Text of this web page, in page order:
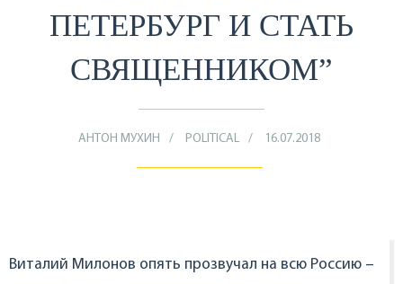
ПЕТЕРБУРГ И СТАТЬ
СВЯЩЕННИКОМ”
АНТОН МУХИН POLITICAL 16.07.2018
Виталий Милонов опять прозвучал на всю Россию –